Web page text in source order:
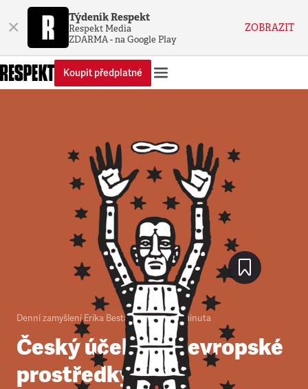
× Týdeník Respekt
Respekt Media
ZDARMA - na Google Play
ZOBRAZIT
Koupit předplatné
Denní zamyšlení Erika Besta•24. 4. 2008•1minuta
Český účel světí evropské
prostředky